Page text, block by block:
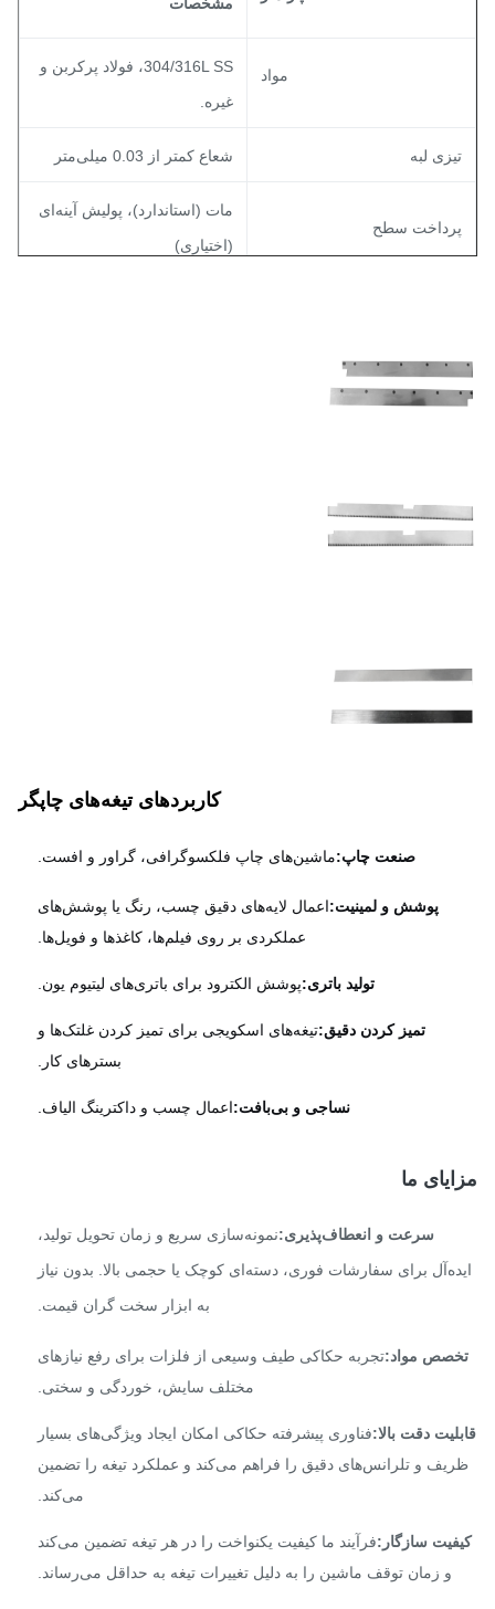
304/316L SS، فولاد پرکربن و
لبه شعاع کمتر از 0.03 میلی‌متر
سطح
مات (استاندارد)، پولیش آینه‌ای
(اختیاری)
سوراخ/شکاف
کاربردهای تیغه‌های چاپگر
صنعت چاپ: ماشین‌های چاپ فلکسوگرافی، گراور و افست.
پوشش و لمینیت:اعمال لایه‌های دقیق چسب، رنگ یا پوشش‌های
عملکردی بر روی فیلم‌ها، کاغذها و فویل‌ها.
تولید باتری:پوشش الکترود برای باتری‌های لیتیوم یون.
تمیز کردن دقیق:تیغه‌های اسکویجی برای تمیز کردن غلتک‌ها و
بسترهای کار.
نساجی و بی‌بافت:اعمال چسب و داکترینگ الیاف.
ما
سرعت و انعطاف‌پذیری:نمونه‌سازی سریع و زمان تحویل تولید،
برای سفارشات فوری، دسته‌ای کوچک یا حجمی بالا. بدون نیاز
به ابزار سخت گران قیمت.
مواد: تجربه حکاکی طیف وسیعی از فلزات برای رفع نیازهای
مختلف سایش، خوردگی و سختی.
دقت بالا:فناوری پیشرفته حکاکی امکان ایجاد ویژگی‌های بسیار
و تلرانس‌های دقیق را فراهم می‌کند و عملکرد تیغه را تضمین
می‌کند.
سازگار:فرآیند ما کیفیت یکنواخت را در هر تیغه تضمین می‌کند
و زمان توقف ماشین را به دلیل تغییرات تیغه به حداقل می‌رساند.